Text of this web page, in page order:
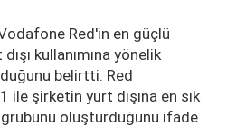
Red'in en güçlü
kullanımına yönelik
belirtti. Red
şirketin yurt dışına en sık
oluşturduğunu ifade